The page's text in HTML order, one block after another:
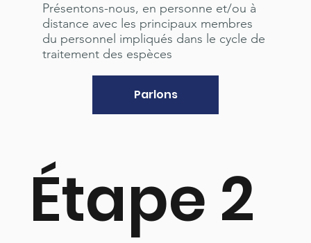
Présentons-nous, en personne et/ou à
distance avec les principaux membres
du personnel impliqués dans le cycle de
traitement des espèces
Parlons
Étape 2